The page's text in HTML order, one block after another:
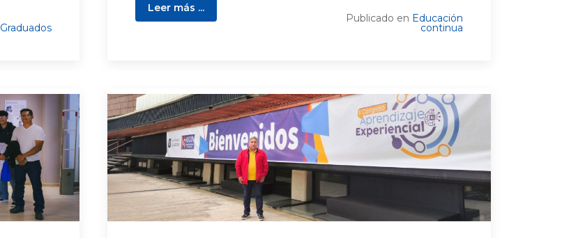
Graduados
Leer más ...
Publicado en Educación
continua